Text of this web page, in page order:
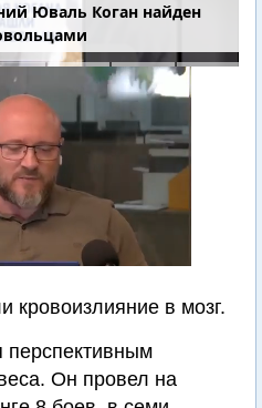
Юваль Коган найден
кровоизлияние в мозг.
перспективным
Он провел на